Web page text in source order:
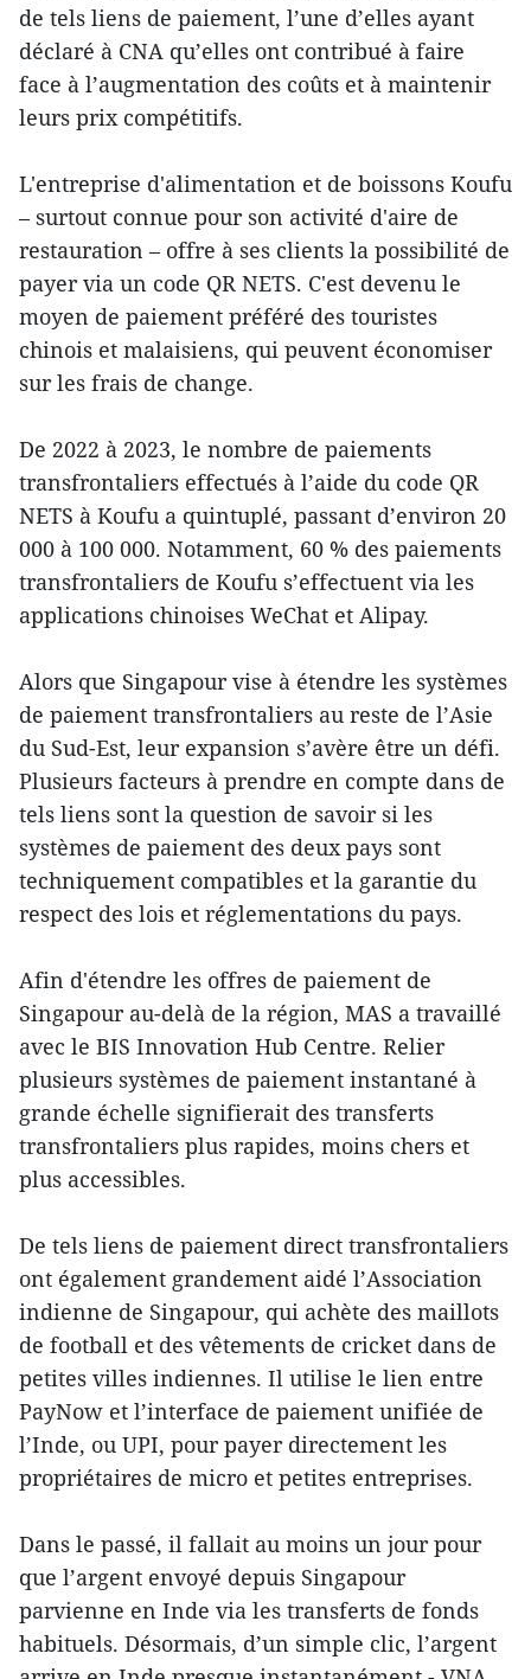
de tels liens de paiement, l’une d’elles ayant
déclaré à CNA qu’elles ont contribué à faire
face à l’augmentation des coûts et à maintenir
leurs prix compétitifs.
L'entreprise d'alimentation et de boissons Koufu
– surtout connue pour son activité d'aire de
restauration – offre à ses clients la possibilité de
payer via un code QR NETS. C'est devenu le
moyen de paiement préféré des touristes
chinois et malaisiens, qui peuvent économiser
sur les frais de change.
De 2022 à 2023, le nombre de paiements
transfrontaliers effectués à l’aide du code QR
NETS à Koufu a quintuplé, passant d’environ 20
000 à 100 000. Notamment, 60 % des paiements
transfrontaliers de Koufu s’effectuent via les
applications chinoises WeChat et Alipay.
Alors que Singapour vise à étendre les systèmes
de paiement transfrontaliers au reste de l’Asie
du Sud-Est, leur expansion s’avère être un défi.
Plusieurs facteurs à prendre en compte dans de
tels liens sont la question de savoir si les
systèmes de paiement des deux pays sont
techniquement compatibles et la garantie du
respect des lois et réglementations du pays.
Afin d'étendre les offres de paiement de
Singapour au-delà de la région, MAS a travaillé
avec le BIS Innovation Hub Centre. Relier
plusieurs systèmes de paiement instantané à
grande échelle signifierait des transferts
transfrontaliers plus rapides, moins chers et
plus accessibles.
De tels liens de paiement direct transfrontaliers
ont également grandement aidé l’Association
indienne de Singapour, qui achète des maillots
de football et des vêtements de cricket dans de
petites villes indiennes. Il utilise le lien entre
PayNow et l’interface de paiement unifiée de
l’Inde, ou UPI, pour payer directement les
propriétaires de micro et petites entreprises.
Dans le passé, il fallait au moins un jour pour
que l’argent envoyé depuis Singapour
parvienne en Inde via les transferts de fonds
habituels. Désormais, d’un simple clic, l’argent